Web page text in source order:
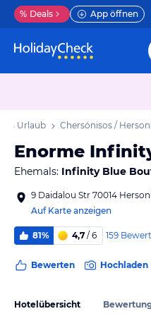
% Deals App öffnen
Urlaub Chersónisos /
Enorme
Ehemals: Infinity Blue
9 Daidalou Str 70014
Auf Karte anzeigen
81% 4,7 / 6 159
Bewerten Hochladen
Hotelübersicht